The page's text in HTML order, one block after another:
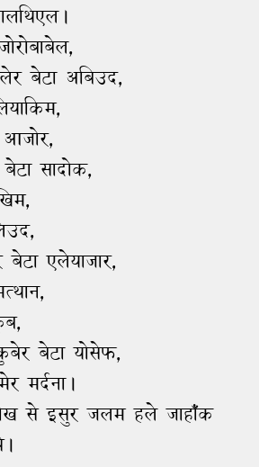
बेटा अबिउद,
आजोर,
सादोक,
एलेयाजार,
बेटा योसेफ,
मर्दना।
से इसुर जलम हले जाहाँक